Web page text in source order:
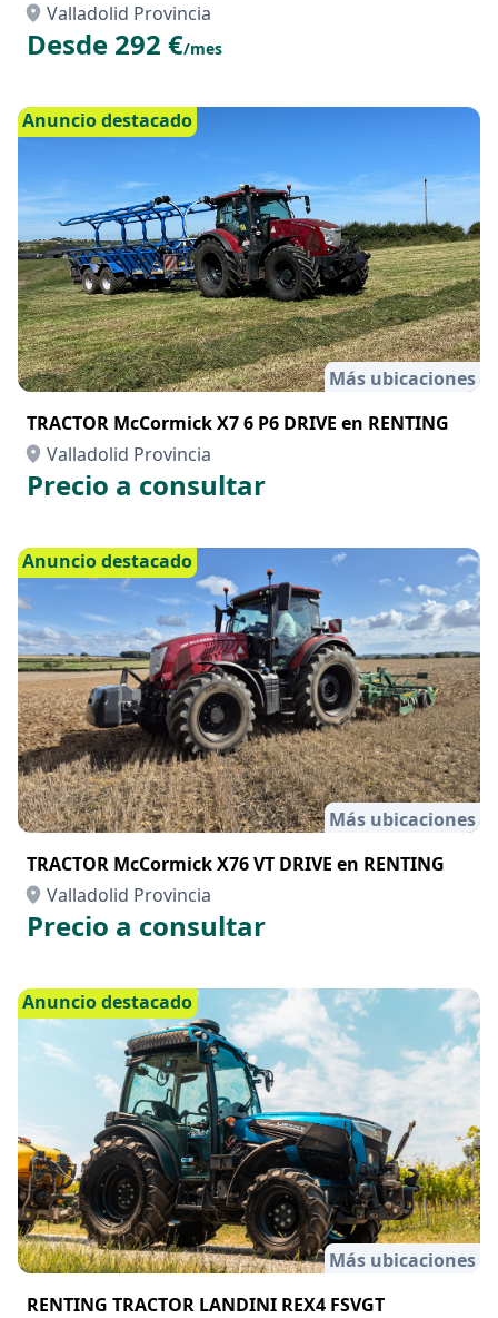
Valladolid Provincia
Desde 292 €/mes
Anuncio destacado
Más ubicaciones
TRACTOR McCormick X7 6 P6 DRIVE en RENTING
Valladolid Provincia
Precio a consultar
Anuncio destacado
Más ubicaciones
TRACTOR McCormick X76 VT DRIVE en RENTING
Valladolid Provincia
Precio a consultar
Anuncio destacado
Más ubicaciones
RENTING TRACTOR LANDINI REX4 FSVGT